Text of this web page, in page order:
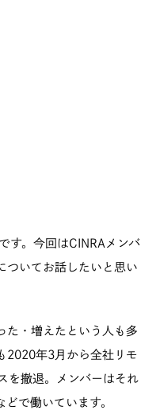
す。今回はCINRAメンバ
ついてお話したいと思い
た・増えたという人も多
2020年3月から全社リモ
を撤退。メンバーはそれ
で働いています。